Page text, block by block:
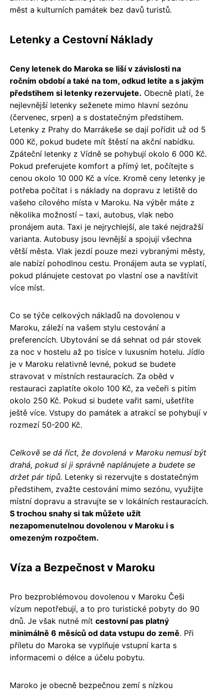
měst a kulturních památek bez davů turistů.
Letenky a Cestovní Náklady
Ceny letenek do Maroka se liší v závislosti na
ročním období a také na tom, odkud letíte a s jakým
předstihem si letenky rezervujete. Obecně platí, že
nejlevnější letenky seženete mimo hlavní sezónu
(červenec, srpen) a s dostatečným předstihem.
Letenky z Prahy do Marrákeše se dají pořídit už od 5
000 Kč, pokud budete mít štěstí na akční nabídku.
Zpáteční letenky z Vídně se pohybují okolo 6 000 Kč.
Pokud preferujete komfort a přímý let, počítejte s
cenou okolo 10 000 Kč a více. Kromě ceny letenky je
potřeba počítat i s náklady na dopravu z letiště do
vašeho cílového místa v Maroku. Na výběr máte z
několika možností – taxi, autobus, vlak nebo
pronájem auta. Taxi je nejrychlejší, ale také nejdražší
varianta. Autobusy jsou levnější a spojují všechna
větší města. Vlak jezdí pouze mezi vybranými městy,
ale nabízí pohodlnou cestu. Pronájem auta se vyplatí,
pokud plánujete cestovat po vlastní ose a navštívit
více míst.
Co se týče celkových nákladů na dovolenou v
Maroku, záleží na vašem stylu cestování a
preferencích. Ubytování se dá sehnat od pár stovek
za noc v hostelu až po tisíce v luxusním hotelu. Jídlo
je v Maroku relativně levné, pokud se budete
stravovat v místních restauracích. Za oběd v
restauraci zaplatíte okolo 100 Kč, za večeři s pitím
okolo 250 Kč. Pokud si budete vařit sami, ušetříte
ještě více. Vstupy do památek a atrakcí se pohybují v
rozmezí 50-200 Kč.
Celkově se dá říct, že dovolená v Maroku nemusí být
drahá, pokud si ji správně naplánujete a budete se
držet pár tipů. Letenky si rezervujte s dostatečným
předstihem, zvažte cestování mimo sezónu, využijte
místní dopravu a stravujte se v lokálních restauracích.
S trochou snahy si tak můžete užít
nezapomenutelnou dovolenou v Maroku i s
omezeným rozpočtem.
Víza a Bezpečnost v Maroku
Pro bezproblémovou dovolenou v Maroku Češi
vízum nepotřebují, a to pro turistické pobyty do 90
dnů. Je však nutné mít cestovní pas platný
minimálně 6 měsíců od data vstupu do země. Při
příletu do Maroka se vyplňuje vstupní karta s
informacemi o délce a účelu pobytu.
Maroko je obecně bezpečnou zemí s nízkou